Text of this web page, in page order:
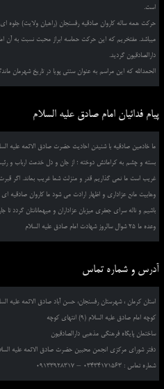
است.
حرکت همه ساله کاروان صادقیه رفسنجان (راهیان ولایت) جلوه
میباشد. مفتخریم که این حرکت حماسه ابراز محبت نسبت به آن
دارالصادقیون گردید.
الحمدالله که این مراسم به عنوان سنتی پویا در تاریخ شهرمان
پیام فدائیان امام صادق علیه السلام
ما خادمین صادقیه با شنیدن احادیث حضرت صادق الائمه علیه
بسته و چشم به کراماتش دوخته ؛ از جان و دل خدمت ارباب و
غریب است ما نمی گذاریم قدر و منزلت شما غریب بماند. اگر
وهابیت مانع عزاداری و اظهار ارادت می شود ما کاروان صادقیه
باشیم و ناله سرای جعفری میزبان عزاداران و میهمانانتان گردد
وعده ما 25 شوال سالروز شهادت امام صادق علیه السلام
آدرس و شماره تماس
استان کرمان ، شهرستان رفسنجان، حسن آباد صادق الائمه علیه
کوچه امام صادق علیه السلام (9) انتهای کوچه
ساختمان پایگاه فرهنگی مذهبی دارالصادقیون
دفتر شورای مرکزی انجمن محبین حضرت صادق الائمه علیه
شماره تماس : 03434171563 – 09133928317